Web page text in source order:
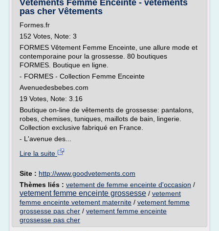
Vêtements Femme Enceinte - vêtements
pas cher Vêtements
Formes.fr
152 Votes, Note: 3
FORMES Vêtement Femme Enceinte, une allure mode et
contemporaine pour la grossesse. 80 boutiques
FORMES. Boutique en ligne.
- FORMES - Collection Femme Enceinte
Avenuedesbebes.com
19 Votes, Note: 3.16
Boutique on-line de vêtements de grossesse: pantalons,
robes, chemises, tuniques, maillots de bain, lingerie.
Collection exclusive fabriqué en France.
- L'avenue des...
Lire la suite
Site : http://www.goodvetements.com
Thèmes liés : vetement de femme enceinte d'occasion /
vetement femme enceinte grossesse / vetement
femme enceinte vetement maternite / vetement femme
grossesse pas cher / vetement femme enceinte
grossesse pas cher